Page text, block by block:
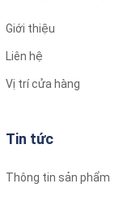
Giới thiệu
Liên hệ
Vị trí cửa hàng
Tin tức
Thông tin sản phẩm